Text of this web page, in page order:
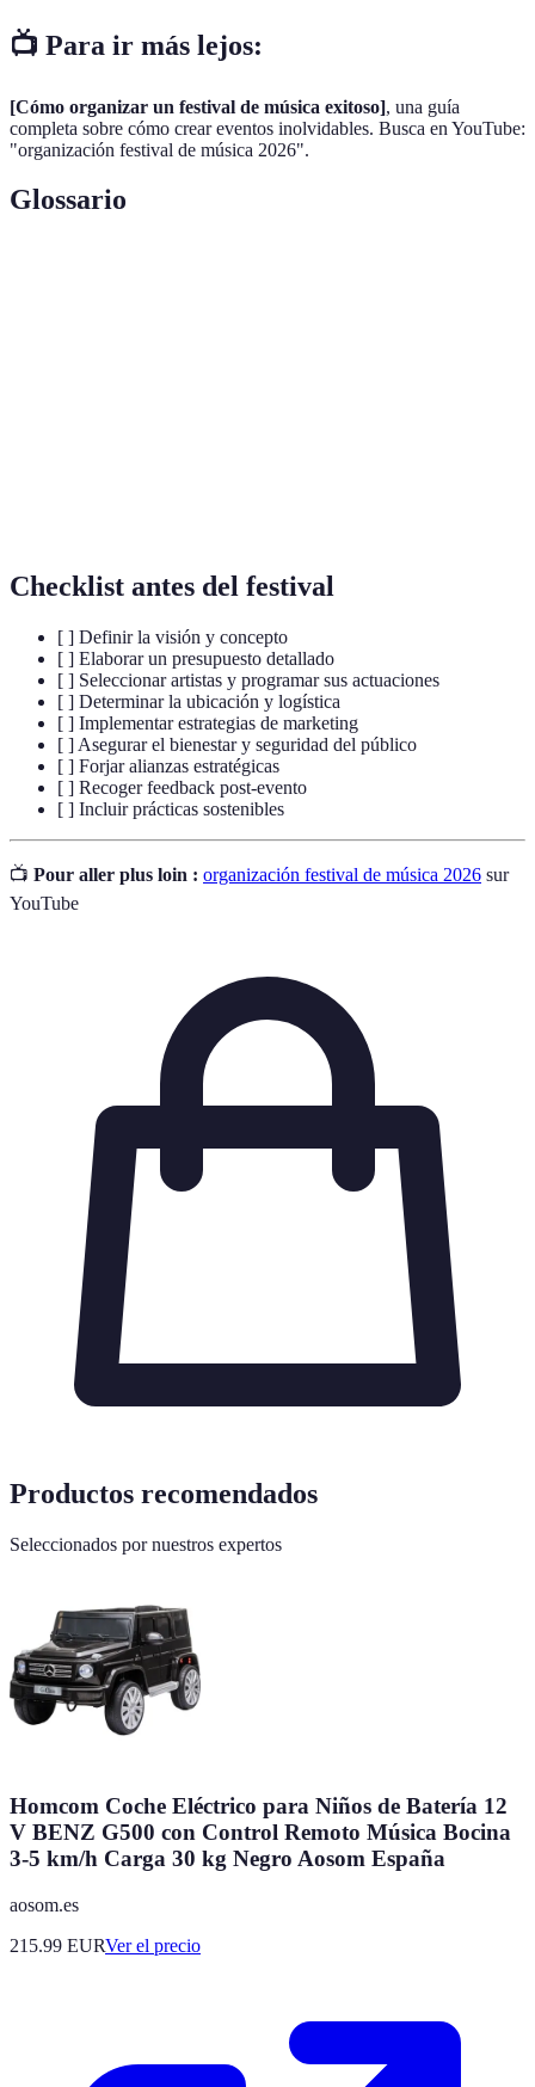
📺 Para ir más lejos:
[Cómo organizar un festival de música exitoso], una guía
completa sobre cómo crear eventos inolvidables. Busca en YouTube:
"organización festival de música 2026".
Glossario
Checklist antes del festival
[ ] Definir la visión y concepto
[ ] Elaborar un presupuesto detallado
[ ] Seleccionar artistas y programar sus actuaciones
[ ] Determinar la ubicación y logística
[ ] Implementar estrategias de marketing
[ ] Asegurar el bienestar y seguridad del público
[ ] Forjar alianzas estratégicas
[ ] Recoger feedback post-evento
[ ] Incluir prácticas sostenibles
📺 Pour aller plus loin : organización festival de música 2026 sur
YouTube
Productos recomendados
Seleccionados por nuestros expertos
Homcom Coche Eléctrico para Niños de Batería 12
V BENZ G500 con Control Remoto Música Bocina
3-5 km/h Carga 30 kg Negro Aosom España
aosom.es
215.99 EURVer el precio